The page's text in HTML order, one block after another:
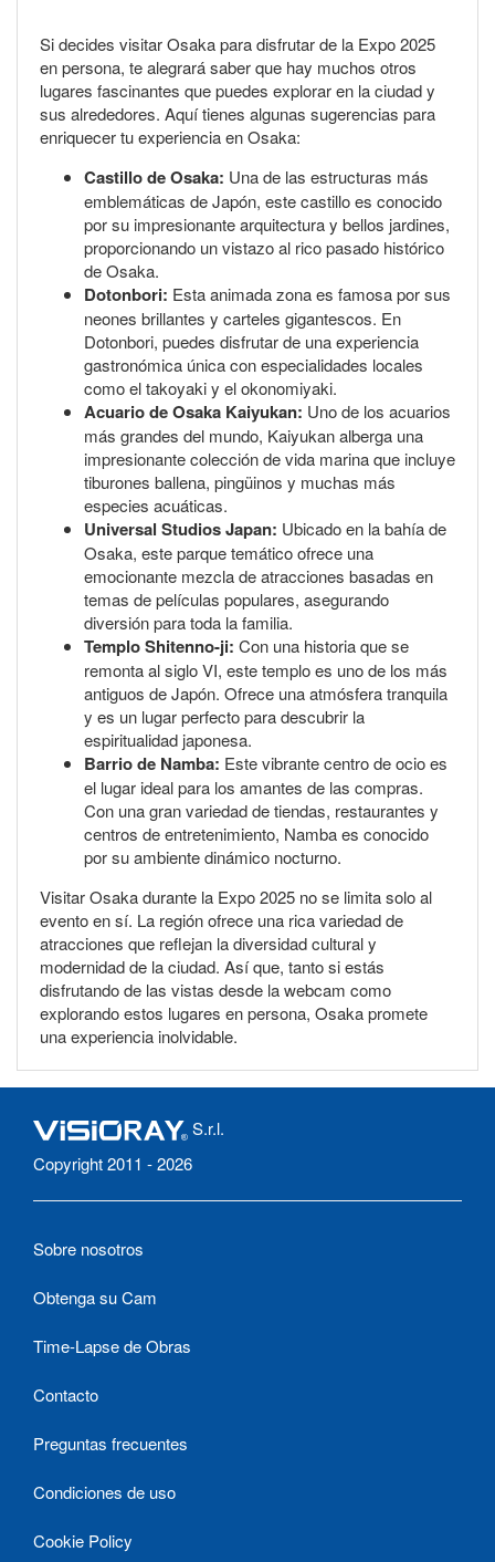
Si decides visitar Osaka para disfrutar de la Expo 2025
en persona, te alegrará saber que hay muchos otros
lugares fascinantes que puedes explorar en la ciudad y
sus alrededores. Aquí tienes algunas sugerencias para
enriquecer tu experiencia en Osaka:
Castillo de Osaka: Una de las estructuras más
emblemáticas de Japón, este castillo es conocido
por su impresionante arquitectura y bellos jardines,
proporcionando un vistazo al rico pasado histórico
de Osaka.
Dotonbori: Esta animada zona es famosa por sus
neones brillantes y carteles gigantescos. En
Dotonbori, puedes disfrutar de una experiencia
gastronómica única con especialidades locales
como el takoyaki y el okonomiyaki.
Acuario de Osaka Kaiyukan: Uno de los acuarios
más grandes del mundo, Kaiyukan alberga una
impresionante colección de vida marina que incluye
tiburones ballena, pingüinos y muchas más
especies acuáticas.
Universal Studios Japan: Ubicado en la bahía de
Osaka, este parque temático ofrece una
emocionante mezcla de atracciones basadas en
temas de películas populares, asegurando
diversión para toda la familia.
Templo Shitenno-ji: Con una historia que se
remonta al siglo VI, este templo es uno de los más
antiguos de Japón. Ofrece una atmósfera tranquila
y es un lugar perfecto para descubrir la
espiritualidad japonesa.
Barrio de Namba: Este vibrante centro de ocio es
el lugar ideal para los amantes de las compras.
Con una gran variedad de tiendas, restaurantes y
centros de entretenimiento, Namba es conocido
por su ambiente dinámico nocturno.
Visitar Osaka durante la Expo 2025 no se limita solo al
evento en sí. La región ofrece una rica variedad de
atracciones que reflejan la diversidad cultural y
modernidad de la ciudad. Así que, tanto si estás
disfrutando de las vistas desde la webcam como
explorando estos lugares en persona, Osaka promete
una experiencia inolvidable.
S.r.l.
Copyright 2011 - 2026
Sobre nosotros
Obtenga su Cam
Time-Lapse de Obras
Contacto
Preguntas frecuentes
Condiciones de uso
Cookie Policy